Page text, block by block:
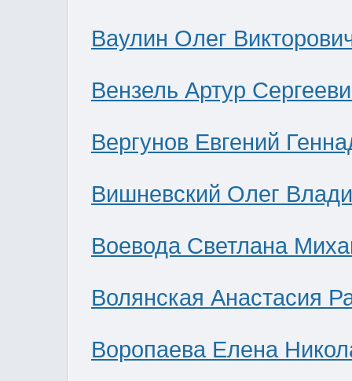
Ваулин Олег
Вензель Артур
Вергунов Евгений
Вишневский Олег
Воевода Светлана
Волянская Анастасия
Воропаева Елена